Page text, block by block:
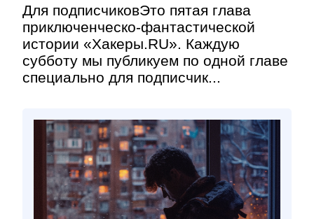
Для подписчиковЭто пятая глава
приключенческо‑фантастической
истории «Хакеры.RU». Каждую
субботу мы публикуем по одной главе
специально для подписчик...
Контакт»